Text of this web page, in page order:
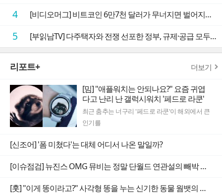
4 [비디오머그] 비트코인 6만7천 달러가 무너지면 벌어지는 일
5 [부읽남TV] 다주택자와 전쟁 선포한 정부, 규제·공급 모두 실효성 의문
리포트+ 더보기
[밈] "애플워치는 안되나요?" 요즘 귀엽
다고 난리 난 갤럭시워치 '페드로 라쿤'
최근 춤추는 너구리 '페드로 라쿤'이 해외에서 큰
인기를
[신조어] '폼 미쳤다'는 대체 어디서 나온 말일까?
[이슈점검] 뉴진스 OMG 뮤비는 정말 단월드 연관설의 빼박 증거일까
[훗] "이게 똥이라고?" 사각형 똥을 누는 신기한 동물 웜뱃의 비밀